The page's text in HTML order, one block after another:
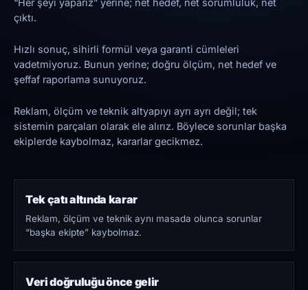
“Her şeyi yaparız” yerine; net hedef, net sorumluluk, net
çıktı.
Hızlı sonuç, sihirli formül veya garanti cümleleri
vadetmiyoruz. Bunun yerine; doğru ölçüm, net hedef ve
şeffaf raporlama sunuyoruz.
Reklam, ölçüm ve teknik altyapıyı ayrı ayrı değil; tek
sistemin parçaları olarak ele alırız. Böylece sorunlar başka
ekiplerde kaybolmaz, kararlar gecikmez.
Tek çatı altında karar
Reklam, ölçüm ve teknik aynı masada olunca sorunlar
“başka ekipte” kaybolmaz.
Veri doğruluğu önce gelir